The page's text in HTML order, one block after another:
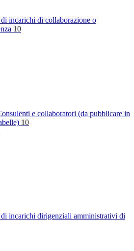
incarichi di collaborazione o
10
e collaboratori (da pubblicare in
10
incarichi dirigenziali amministrativi di